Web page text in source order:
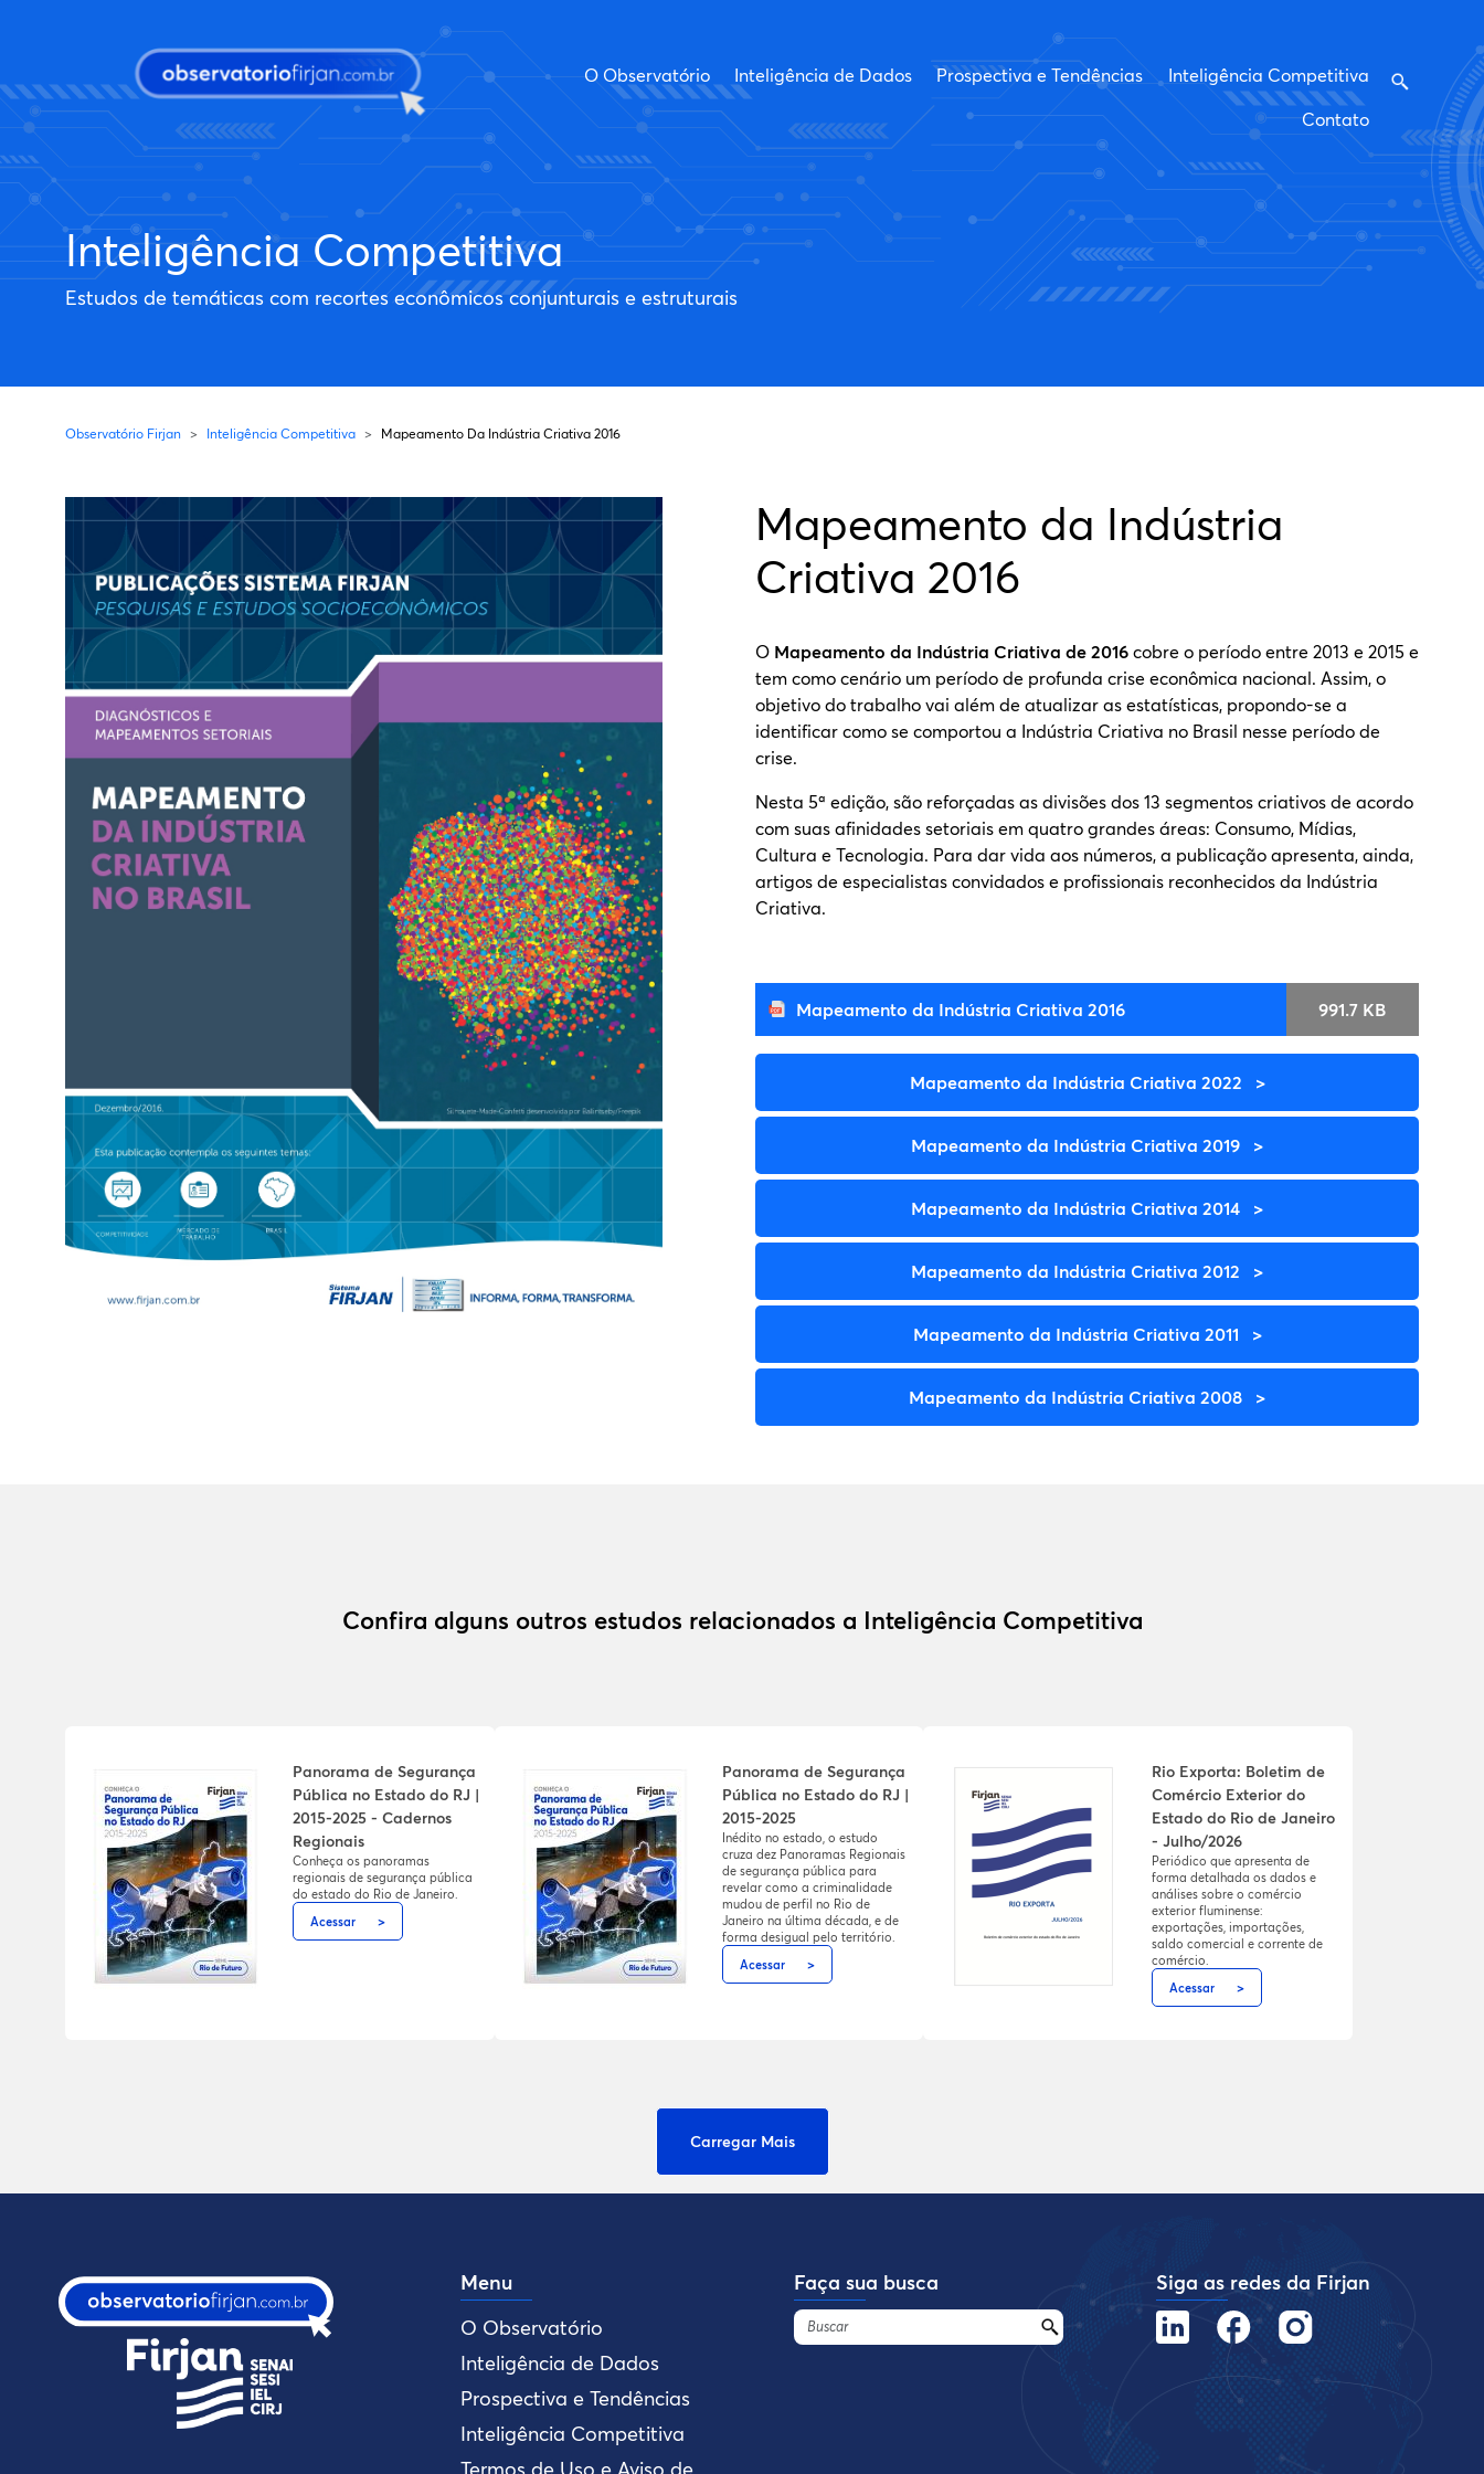
Inteligência Competitiva
Estudos de temáticas com recortes econômicos conjunturais e estruturais
O Observatório Inteligência de Dados Prospectiva e Tendências
Inteligência Competitiva
Contato
Observatório Firjan Inteligência Competitiva Mapeamento Da Indústria Criativa 2016
Mapeamento da Indústria
Criativa 2016
O Mapeamento da Indústria Criativa de 2016cobre o período entre 2013 e 2015 e
tem como cenário um período de profunda crise econômica nacional. Assim, o
objetivo do trabalho vai além de atualizar as estatísticas, propondo-se a
identificar como se comportou a Indústria Criativa no Brasil nesse período de
crise.
Nesta 5ª edição, são reforçadas as divisões dos 13 segmentos criativos de acordo
com suas afinidades setoriais em quatro grandes áreas: Consumo, Mídias,
Cultura e Tecnologia. Para dar vida aos números, a publicação apresenta, ainda,
artigos de especialistas convidados e profissionais reconhecidos da Indústria
Criativa.
Mapeamento da Indústria Criativa 2016 991.7 KB
Mapeamento da Indústria Criativa 2022
Mapeamento da Indústria Criativa 2019
Mapeamento da Indústria Criativa 2014
Mapeamento da Indústria Criativa 2012
Mapeamento da Indústria Criativa 2011
Mapeamento da Indústria Criativa 2008
Confira alguns outros estudos relacionados a Inteligência Competitiva
Panorama de Segurança
Pública no Estado do RJ |
2015-2025 - Cadernos
Regionais
Conheça os panoramas
regionais de segurança pública
do estado do Rio de Janeiro.
Acessar
Panorama de Segurança
Pública no Estado do RJ |
2015-2025
Inédito no estado, o estudo
cruza dez Panoramas Regionais
de segurança pública para
revelar como a criminalidade
mudou de perfil no Rio de
Janeiro na última década, e de
forma desigual pelo território.
Acessar
Rio Exporta: Boletim de
Comércio Exterior do
Estado do Rio de Janeiro
- Julho/2026
Periódico que apresenta de
forma detalhada os dados e
análises sobre o comércio
exterior fluminense:
exportações, importações,
saldo comercial e corrente de
comércio.
Acessar
Carregar Mais
Menu
O Observatório
Inteligência de Dados
Prospectiva e Tendências
Inteligência Competitiva
Termos de Uso e Aviso de
Faça sua busca Siga as redes da Firjan